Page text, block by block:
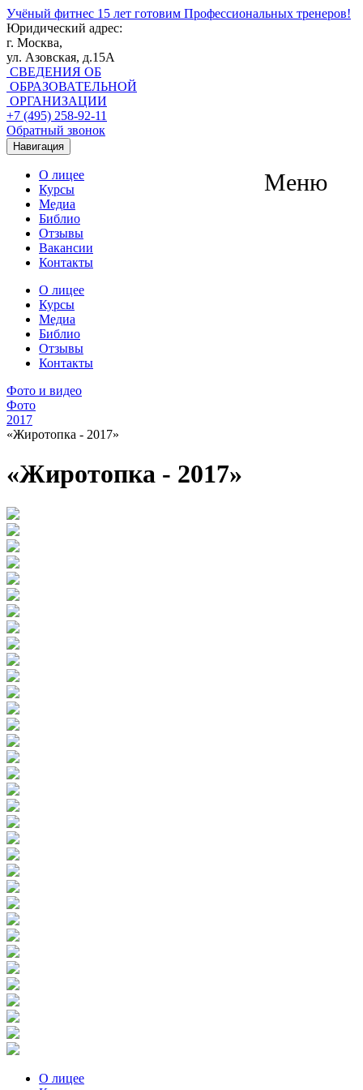
Учёный фитнес 15 лет готовим Профессиональных тренеров!
Юридический адрес:
г. Москва,
ул. Азовская, д.15А
СВЕДЕНИЯ ОБ
ОБРАЗОВАТЕЛЬНОЙ
ОРГАНИЗАЦИИ
+7 (495) 258-92-11
Обратный звонок
Навигация
Меню
О лицее
Курсы
Медиа
Библио
Отзывы
Вакансии
Контакты
О лицее
Курсы
Медиа
Библио
Отзывы
Контакты
Фото и видео
Фото
2017
«Жиротопка - 2017»
«Жиротопка - 2017»
О лицее